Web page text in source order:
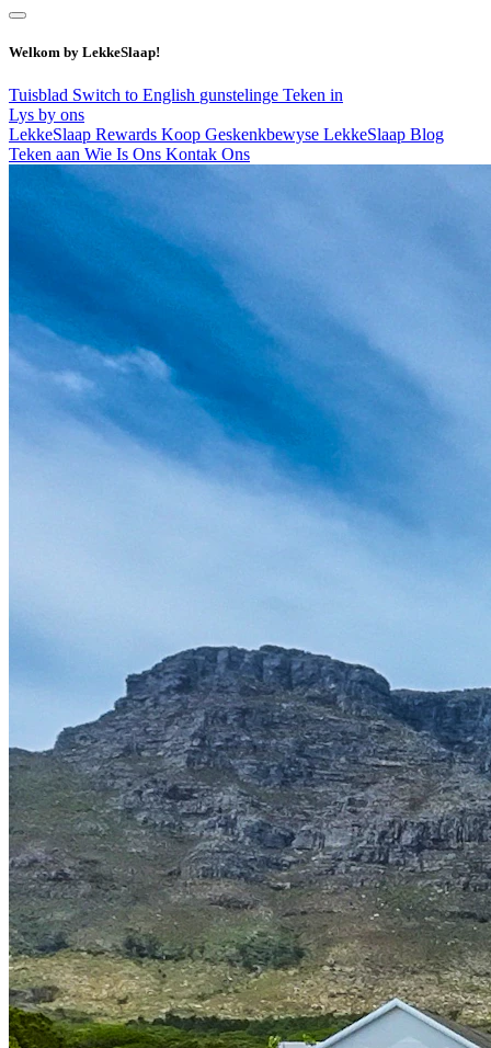
Welkom by LekkeSlaap!
Tuisblad Switch to English gunstelinge Teken in
Lys by ons
LekkeSlaap Rewards Koop Geskenkbewyse LekkeSlaap Blog
Teken aan Wie Is Ons Kontak Ons